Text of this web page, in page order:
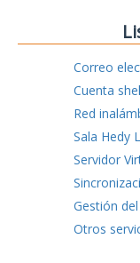
Correo
Cuenta
Red
Sala Hedy
Servidor
Gestión
Otros